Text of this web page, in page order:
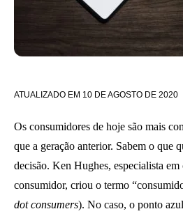
ATUALIZADO EM 10 DE AGOSTO DE 2020
Os consumidores de hoje são mais
que a geração anterior. Sabem o que
decisão. Ken Hughes, especialista
consumidor, criou o termo
dot consumers). No caso, o ponto